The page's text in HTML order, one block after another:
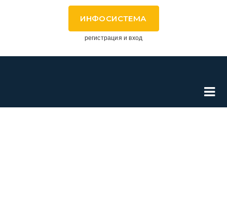
ИНФОСИСТЕМА
регистрация и вход